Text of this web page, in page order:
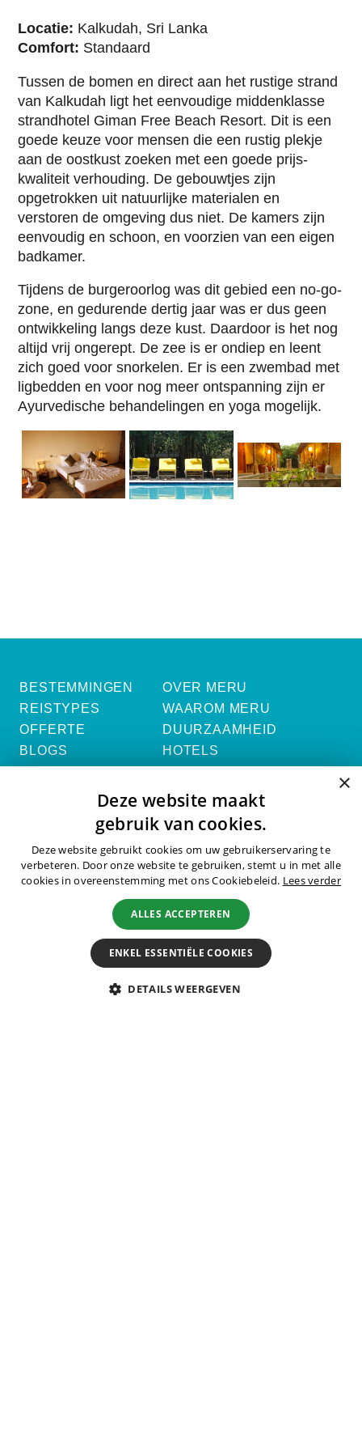
Reisvoorwaarden
Locatie: Kalkudah, Sri Lanka
Comfort: Standaard
Tussen de bomen en direct aan het rustige strand
van Kalkudah ligt het eenvoudige middenklasse
strandhotel Giman Free Beach Resort. Dit is een
goede keuze voor mensen die een rustig plekje
aan de oostkust zoeken met een goede prijs-
kwaliteit verhouding. De gebouwtjes zijn
opgetrokken uit natuurlijke materialen en
verstoren de omgeving dus niet. De kamers zijn
eenvoudig en schoon, en voorzien van een eigen
badkamer.
Tijdens de burgeroorlog was dit gebied een no-go-
zone, en gedurende dertig jaar was er dus geen
ontwikkeling langs deze kust. Daardoor is het nog
altijd vrij ongerept. De zee is er ondiep en leent
zich goed voor snorkelen. Er is een zwembad met
ligbedden en voor nog meer ontspanning zijn er
Ayurvedische behandelingen en yoga mogelijk.
Vraag een offerte aan
OFFERTE AANVRAGEN ›
ALLE CONTACTGEGEVENS ›
BESTEMMINGEN
REISTYPES
OFFERTE
BLOGS
OVER MERU
WAAROM MERU
DUURZAAMHEID
HOTELS
INCENTIVE REIZEN
×
Deze website maakt
gebruik van cookies.
Deze website gebruikt cookies om uw gebruikerservaring te
verbeteren. Door onze website te gebruiken, stemt u in met alle
cookies in overeenstemming met ons Cookiebeleid. Lees verder
ALLES ACCEPTEREN
ENKEL ESSENTIËLE COOKIES
DETAILS WEERGEVEN